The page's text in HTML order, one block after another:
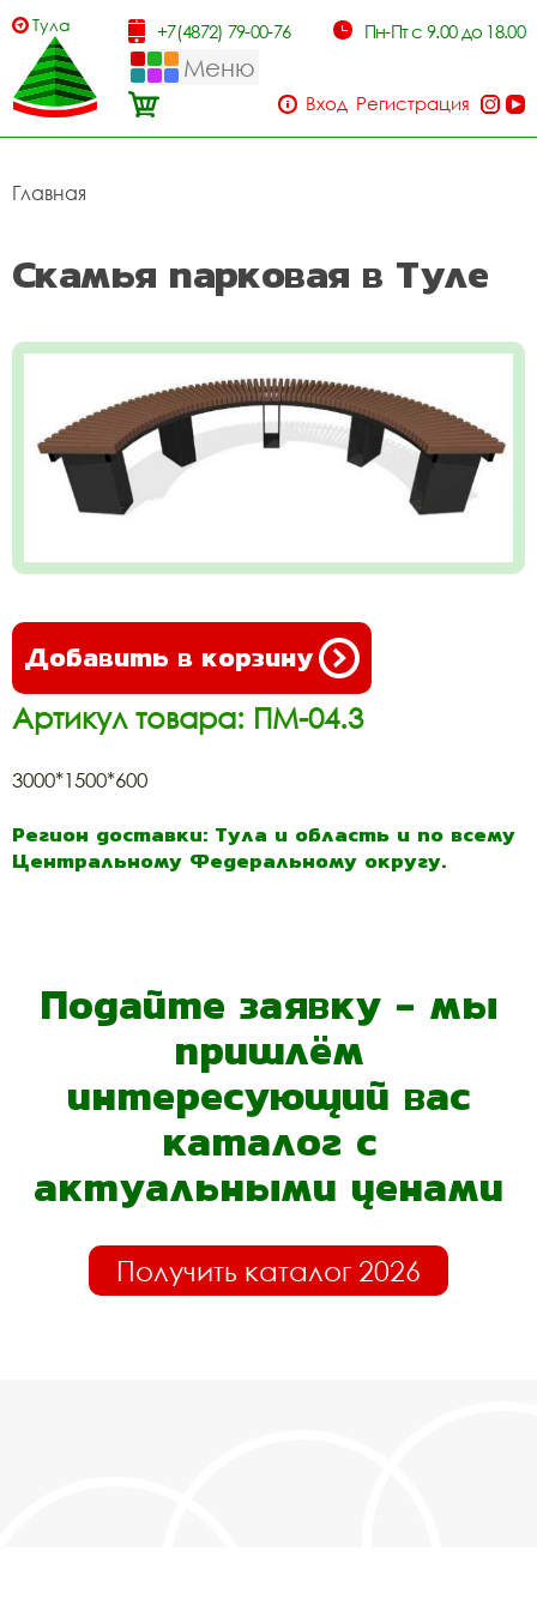
Тула +7(4872) 79-00-76 Пн-Пт с 9.00 до 18.00
Меню
Вход Регистрация
Главная
Скамья парковая в Туле
Добавить в корзину
Артикул товара: ПМ-04.3
3000*1500*600
Регион доставки: Тула и область и по всему
Центральному Федеральному округу.
Подайте заявку - мы
пришлём
интересующий вас
каталог с
актуальными ценами
Получить каталог 2026